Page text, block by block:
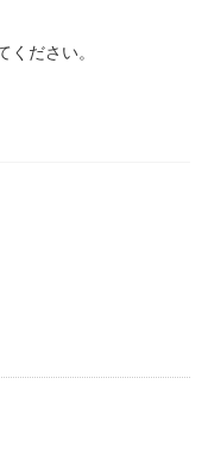
ください。